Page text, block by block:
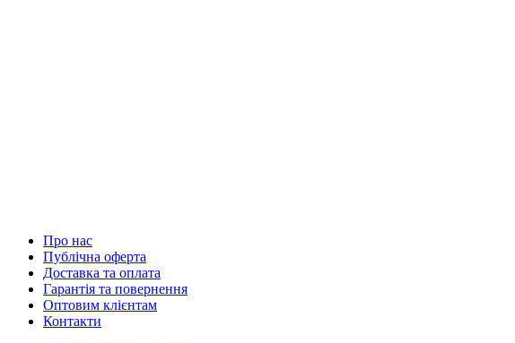
Про нас
Публічна оферта
Доставка та оплата
Гарантія та повернення
Оптовим клієнтам
Контакти